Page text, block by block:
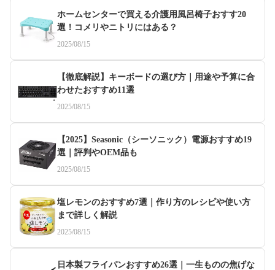
ホームセンターで買える介護用風呂椅子おすす20
選！コメリやニトリにはある？
2025/08/15
【徹底解説】キーボードの選び方｜用途や予算に合
わせたおすすめ11選
2025/08/15
【2025】Seasonic（シーソニック）電源おすすめ19
選｜評判やOEM品も
2025/08/15
塩レモンのおすすめ7選｜作り方のレシピや使い方
まで詳しく解説
2025/08/15
日本製フライパンおすすめ26選｜一生ものの焦げな